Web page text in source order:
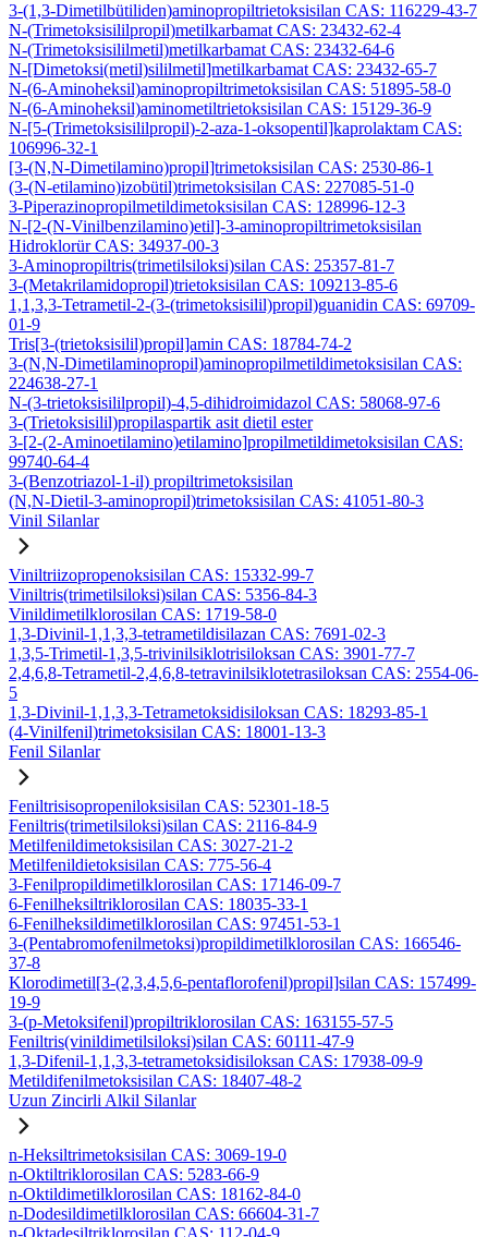
3-(1,3-Dimetilbütiliden)aminopropiltrietoksisilan CAS: 116229-43-7
N-(Trimetoksisililpropil)metilkarbamat CAS: 23432-62-4
N-(Trimetoksisililmetil)metilkarbamat CAS: 23432-64-6
N-[Dimetoksi(metil)sililmetil]metilkarbamat CAS: 23432-65-7
N-(6-Aminoheksil)aminopropiltrimetoksisilan CAS: 51895-58-0
N-(6-Aminoheksil)aminometiltrietoksisilan CAS: 15129-36-9
N-[5-(Trimetoksisililpropil)-2-aza-1-oksopentil]kaprolaktam CAS:
106996-32-1
[3-(N,N-Dimetilamino)propil]trimetoksisilan CAS: 2530-86-1
(3-(N-etilamino)izobütil)trimetoksisilan CAS: 227085-51-0
3-Piperazinopropilmetildimetoksisilan CAS: 128996-12-3
N-[2-(N-Vinilbenzilamino)etil]-3-aminopropiltrimetoksisilan
Hidroklorür CAS: 34937-00-3
3-Aminopropiltris(trimetilsiloksi)silan CAS: 25357-81-7
3-(Metakrilamidopropil)trietoksisilan CAS: 109213-85-6
1,1,3,3-Tetrametil-2-(3-(trimetoksisilil)propil)guanidin CAS: 69709-
01-9
Tris[3-(trietoksisilil)propil]amin CAS: 18784-74-2
3-(N,N-Dimetilaminopropil)aminopropilmetildimetoksisilan CAS:
224638-27-1
N-(3-trietoksisililpropil)-4,5-dihidroimidazol CAS: 58068-97-6
3-(Trietoksisilil)propilaspartik asit dietil ester
3-[2-(2-Aminoetilamino)etilamino]propilmetildimetoksisilan CAS:
99740-64-4
3-(Benzotriazol-1-il) propiltrimetoksisilan
(N,N-Dietil-3-aminopropil)trimetoksisilan CAS: 41051-80-3
Vinil Silanlar
Viniltriizopropenoksisilan CAS: 15332-99-7
Viniltris(trimetilsiloksi)silan CAS: 5356-84-3
Vinildimetilklorosilan CAS: 1719-58-0
1,3-Divinil-1,1,3,3-tetrametildisilazan CAS: 7691-02-3
1,3,5-Trimetil-1,3,5-trivinilsiklotrisiloksan CAS: 3901-77-7
2,4,6,8-Tetrametil-2,4,6,8-tetravinilsiklotetrasiloksan CAS: 2554-06-
5
1,3-Divinil-1,1,3,3-Tetrametoksidisiloksan CAS: 18293-85-1
(4-Vinilfenil)trimetoksisilan CAS: 18001-13-3
Fenil Silanlar
Feniltrisisopropeniloksisilan CAS: 52301-18-5
Feniltris(trimetilsiloksi)silan CAS: 2116-84-9
Metilfenildimetoksisilan CAS: 3027-21-2
Metilfenildietoksisilan CAS: 775-56-4
3-Fenilpropildimetilklorosilan CAS: 17146-09-7
6-Fenilheksiltriklorosilan CAS: 18035-33-1
6-Fenilheksildimetilklorosilan CAS: 97451-53-1
3-(Pentabromofenilmetoksi)propildimetilklorosilan CAS: 166546-
37-8
Klorodimetil[3-(2,3,4,5,6-pentaflorofenil)propil]silan CAS: 157499-
19-9
3-(p-Metoksifenil)propiltriklorosilan CAS: 163155-57-5
Feniltris(vinildimetilsiloksi)silan CAS: 60111-47-9
1,3-Difenil-1,1,3,3-tetrametoksidisiloksan CAS: 17938-09-9
Metildifenilmetoksisilan CAS: 18407-48-2
Uzun Zincirli Alkil Silanlar
n-Heksiltrimetoksisilan CAS: 3069-19-0
n-Oktiltriklorosilan CAS: 5283-66-9
n-Oktildimetilklorosilan CAS: 18162-84-0
n-Dodesildimetilklorosilan CAS: 66604-31-7
n-Oktadesiltriklorosilan CAS: 112-04-9